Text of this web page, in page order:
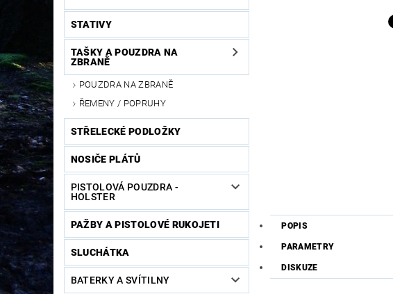
STATIVY
TAŠKY A POUZDRA NA
ZBRANĚ
POUZDRA NA ZBRANĚ
ŘEMENY / POPRUHY
STŘELECKÉ PODLOŽKY
NOSIČE PLÁTŮ
PISTOLOVÁ POUZDRA -
HOLSTER
PAŽBY A PISTOLOVÉ RUKOJETI
SLUCHÁTKA
BATERKY A SVÍTILNY
POPIS
PARAMETRY
DISKUZE